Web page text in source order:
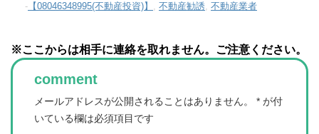
- 【08046348995(不動産投資)】 , 不動産勧誘, 不動産業者
※ここからは相手に連絡を取れません。ご注意ください。
comment
メールアドレスが公開されることはありません。 * が付
いている欄は必須項目です